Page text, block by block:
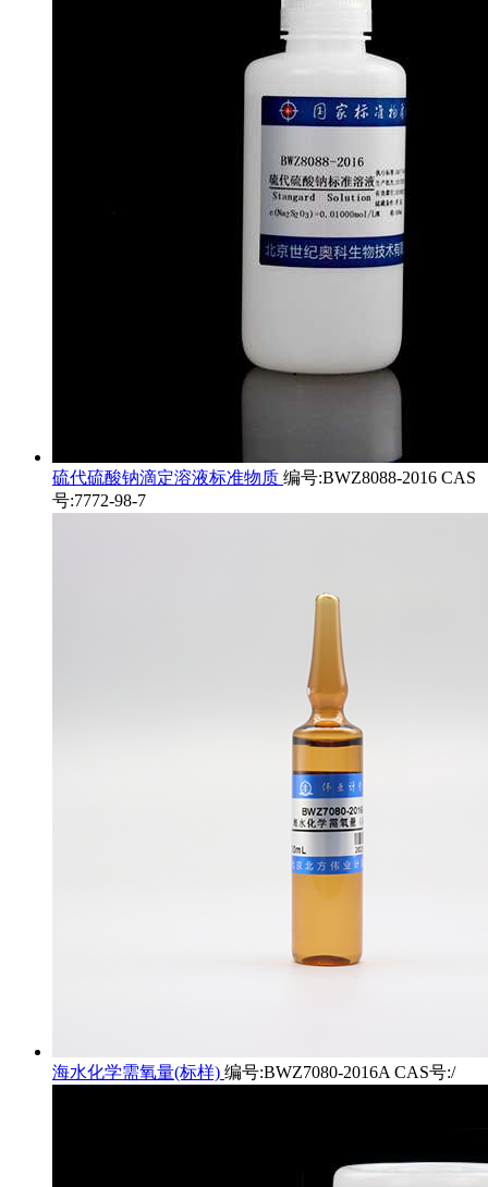
硫代硫酸钠滴定溶液标准物质 编号:BWZ8088-2016 CAS
号:7772-98-7
海水化学需氧量(标样) 编号:BWZ7080-2016A CAS号:/